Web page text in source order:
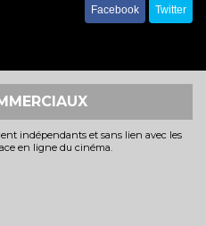
Facebook Twitter
indépendants et sans lien avec les
en ligne du cinéma.